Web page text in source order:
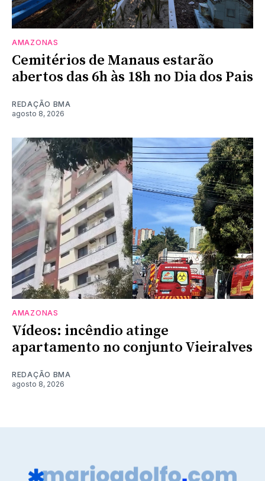
AMAZONAS
Cemitérios de Manaus estarão
abertos das 6h às 18h no Dia dos Pais
REDAÇÃO BMA
agosto 8, 2026
AMAZONAS
Vídeos: incêndio atinge
apartamento no conjunto Vieiralves
REDAÇÃO BMA
agosto 8, 2026